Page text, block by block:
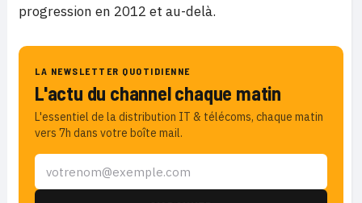
progression en 2012 et au-delà.
LA NEWSLETTER QUOTIDIENNE
L'actu du channel chaque matin
L'essentiel de la distribution IT & télécoms, chaque matin
vers 7h dans votre boîte mail.